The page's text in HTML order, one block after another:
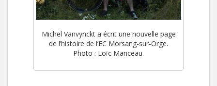
Michel Vanvynckt a écrit une nouvelle page
de l’histoire de l’EC Morsang-sur-Orge.
Photo : Loïc Manceau.